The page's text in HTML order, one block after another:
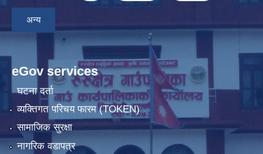
अन्य
eGov services
घटना दर्ता
व्यक्तिगत परिचय फारम (TOKEN)
सामाजिक सुरक्षा
नागरिक वडापत्र